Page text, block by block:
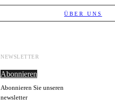
ÜBER UNS
NEWSLETTER
Abonnieren
Abonnieren Sie unseren
newsletter